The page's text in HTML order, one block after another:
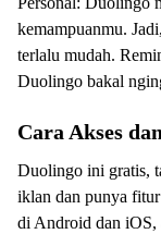
kemampuanmu.
terlalu mudah.
Duolingo bakal
Cara Akses
Duolingo ini gratis,
iklan dan punya
di Android dan iOS,